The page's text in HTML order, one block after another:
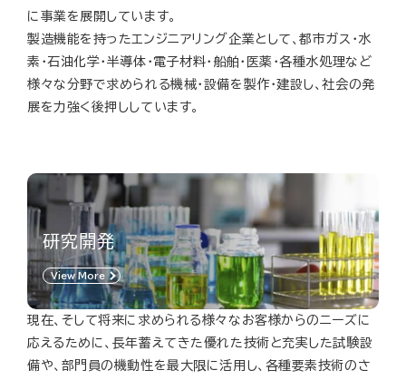
に事業を展開しています。
製造機能を持ったエンジニアリング企業として、都市ガス・水
素・石油化学・半導体・電子材料・船舶・医薬・各種水処理など
様々な分野で求められる機械・設備を製作・建設し、社会の発
展を力強く後押ししています。
現在、そして将来に求められる様々なお客様からのニーズに
応えるために、長年蓄えてきた優れた技術と充実した試験設
備や、部門員の機動性を最大限に活用し、各種要素技術のさ
研究開発
View More